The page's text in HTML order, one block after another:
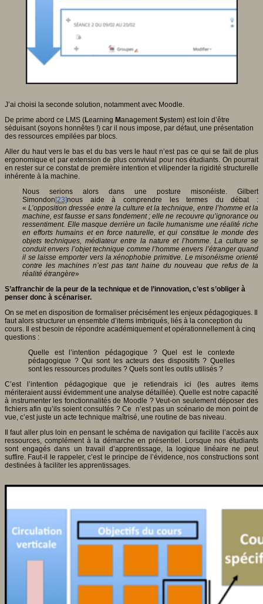
J’ai choisi la seconde solution, notamment avec Moodle.
De prime abord ce LMS (Learning ManagementSystem) est loin d’être
séduisant (soyons honnêtes !) car il nous impose, par défaut, une présentation
des ressources empilées par blocs.
Aller du haut vers le bas et du bas vers le haut n’est pas ce qui se fait de plus
ergonomique et par extension de plus convivial pour nos étudiants. On pourrait
en rester sur ce constat de première intention et vilipender la rigidité structurelle
inhérente à la machine.
Nous serions alors dans une posture misonéiste. Gilbert
Simondon [23]nous aide à comprendre les termes du débat :
«L’opposition dressée entre la culture et la technique, entre l’homme et la
machine, est fausse et sans fondement ; elle ne recouvre qu’ignorance ou
ressentiment. Elle masque derrière un facile humanisme une réalité riche
en efforts humains et en force naturelle, et qui constitue le monde des
objets techniques, médiateur entre la nature et l’homme. La culture se
conduit envers l’objet technique comme l’homme envers l’étranger quand
il se laisse emporter vers la xénophobie primitive. Le misonéisme orienté
contre les machines n’est pas tant haine du nouveau que refus de la
réalité étrangère»
S’affranchir de la peur de la technique et de l’innovation, c’est s’obliger à
penser donc à scénariser.
On se met en disposition de formaliser précisément les enjeux pédagogiques. Il
faut alors structurer un ensemble d’items imbriqués, liés à la conception du
cours. Il est besoin de répondre académiquement et opérationnellement à cinq
questions :
Quelle est l’intention pédagogique ? Quel est le contexte
pédagogique ? Qui sont les acteurs des dispositifs ? Quelles
sont les ressources produites ? Quels sont les outils utilisés ?
C’est l’intention pédagogique que je retiendrais ici (les autres items
mériteraient aussi évidemment une analyse détaillée). Quelle est notre capacité
à instrumenter les fonctionnalités de Moodle ? Veut-on seulement déposer des
fichiers afin qu’ils soient consultés ? Ce n’est pas un scénario de mon point de
vue, c’est juste un acte technique maîtrisé, une routine de bas niveau.
Il faut aller plus loin en pensant le schéma de navigation qui facilite l’accès aux
ressources, complément à la démarche en présentiel. Lorsque nos étudiants
sont engagés dans un travail d’apprentissage, la logique linéaire ne peut
suffire. Faut-il le rappeler, c’est le principe de l’évidence, nos constructions sont
destinées à faciliter les apprentissages.